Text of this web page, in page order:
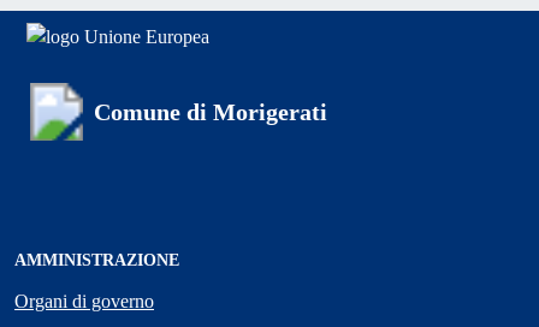
Comune di Morigerati
AMMINISTRAZIONE
Organi di governo